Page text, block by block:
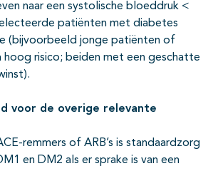
naar een systolische bloeddruk <
patiënten met diabetes
(bijvoorbeeld jonge patiënten of
risico; beiden met een geschatte
voor de overige relevante
remmers of ARB’s is standaardzorg
en DM2 als er sprake is van een